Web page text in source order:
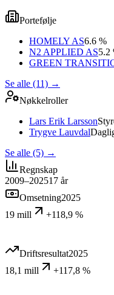
Portefølje
HOMELY AS6.6 %
N2 APPLIED AS5.2
GREEN
Se alle (11) →
Nøkkelroller
Lars Erik Larsson
Trygve Lauvdal
Se alle (5) →
Regnskap
2009–202517 år
Omsetning2025
19 mill
+118,9 %
Driftsresultat2025
18,1 mill
+117,8 %